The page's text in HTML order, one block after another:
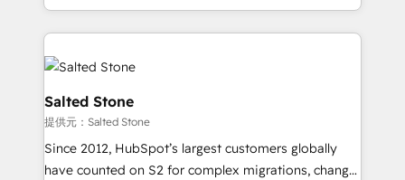
and 370+ specialists across EMEA, APAC and NAM,
we de-risk complex CRM programmes and
accelerate ROI across every HubSpot Hub. 🧭 From
multi-region migrations to AI-powered automation,
we turn complexity into clarity, human at global
scale. 🏆 HubSpot’s CEO called us “the partner of the
future.” Others agree it is proof of trust built through
measurable impact.
Salted Stone
提供元：Salted Stone
Since 2012, HubSpot’s largest customers globally
have counted on S2 for complex migrations, change